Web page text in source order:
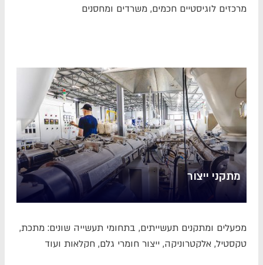
מרכזים לוגיסטיים חכמים, משרדים ומחסנים
מתקני ייצור
מפעלים ומתקנים תעשייתים, בתחומי תעשייה שונים: מתכת,
טקסטיל, אלקטרוניקה, ייצור חומרי גלם, חקלאות ועוד